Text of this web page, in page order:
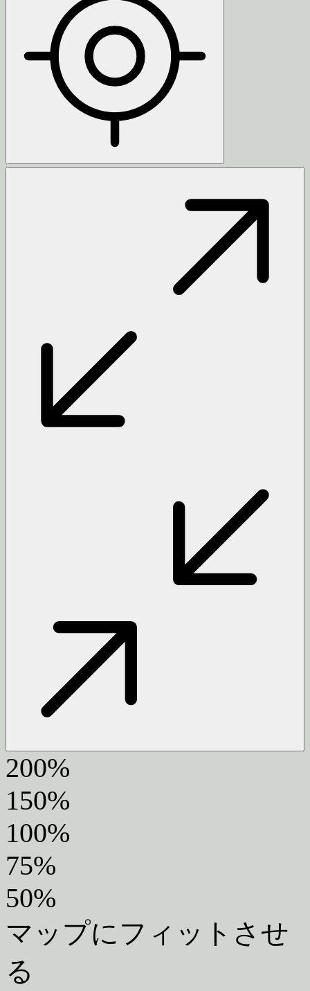
200%
150%
100%
75%
50%
マップにフィットさせ
る